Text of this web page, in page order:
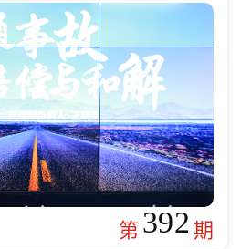
第392期